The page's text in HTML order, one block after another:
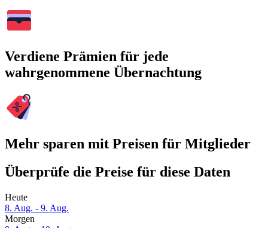
Verdiene Prämien für jede
wahrgenommene Übernachtung
Mehr sparen mit Preisen für Mitglieder
Überprüfe die Preise für diese Daten
Heute
8. Aug. - 9. Aug.
Morgen